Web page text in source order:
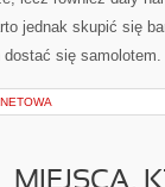
jednak skupić się
dostać się